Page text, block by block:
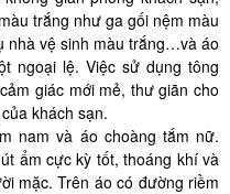
trắng như ga gối nệm màu
nhà vệ sinh màu trắng…và áo
ngoại lệ. Việc sử dụng tông
giác mới mẻ, thư giãn cho
khách sạn.
nam và áo choàng tắm nữ.
ẩm cực kỳ tốt, thoáng khí và
mặc. Trên áo có đường riềm